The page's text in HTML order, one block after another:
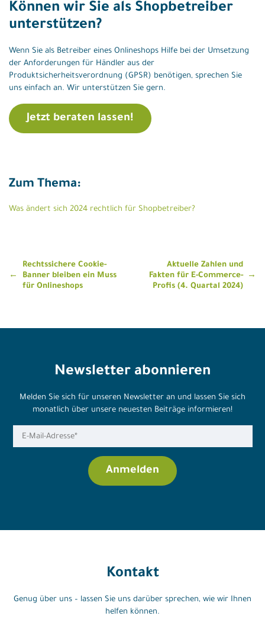
Können wir Sie als Shopbetreiber
unterstützen?
Wenn Sie als Betreiber eines Onlineshops Hilfe bei der Umsetzung
der Anforderungen für Händler aus der
Produktsicherheitsverordnung (GPSR) benötigen, sprechen Sie
uns einfach an. Wir unterstützen Sie gern.
Jetzt beraten lassen!
Zum Thema:
Was ändert sich 2024 rechtlich für Shopbetreiber?
Beitragsnavigation
Rechtssichere Cookie-
Banner bleiben ein Muss
für Onlineshops
Aktuelle Zahlen und
Fakten für E-Commerce-
Profis (4. Quartal 2024)
Newsletter abonnieren
Melden Sie sich für unseren Newsletter an und lassen Sie sich
monatlich über unsere neuesten Beiträge informieren!
Kontakt
Genug über uns – lassen Sie uns darüber sprechen, wie wir Ihnen
helfen können.